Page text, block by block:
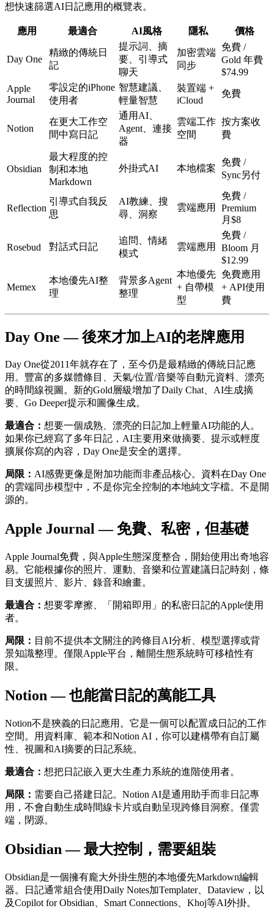
想快速篩選AI日記應用的概覽表。
應用 最適合 AI風格 隱私 價格
Day One
精緻的傳統日
記
提示詞、摘
要、引導式
聊天
加密雲端
同步
免費 /
Gold 年費
$74.99
Apple
Journal
零設定的iPhone
使用者
智慧建議、
輕量智慧
裝置端 +
iCloud
免費
Notion
在更大工作空
間中寫日記
通用AI、
Agent、連接
器
雲端工作
空間
按方案收
費
Obsidian
最大程度的控
制和本地
Markdown
外掛式AI 本地檔案
免費 /
Sync另付
Reflection
引導式自我反
思
AI教練、搜
尋、洞察
雲端應用
免費 /
Premium
月$8
Rosebud 對話式日記
追問、情緒
模式
雲端應用
免費 /
Bloom 月
$12.99
Memex
本地優先AI整
理
背景多Agent
整理
本地優先
+ 自帶模
型
免費應用
+ API使用
費
Day One — 後來才加上AI的老牌應用
Day One從2011年就存在了，至今仍是最精緻的傳統日記應
用。豐富的多媒體條目、天氣/位置/音樂等自動元資料、漂亮
的時間線視圖。新的Gold層級增加了Daily Chat、AI生成摘
要、Go Deeper提示和圖像生成。
最適合： 想要一個成熟、漂亮的日記加上輕量AI功能的人。
如果你已經寫了多年日記，AI主要用來做摘要、提示或輕度
擴展你寫的內容，Day One是安全的選擇。
局限： AI感覺更像是附加功能而非產品核心。資料在Day One
的雲端同步模型中，不是你完全控制的本地純文字檔。不是開
源的。
Apple Journal — 免費、私密，但基礎
Apple Journal免費，與Apple生態深度整合，開始使用出奇地容
易。它能根據你的照片、運動、音樂和位置建議日記時刻，條
目支援照片、影片、錄音和繪畫。
最適合： 想要零摩擦、「開箱即用」的私密日記的Apple使用
者。
局限： 目前不提供本文關注的跨條目AI分析、模型選擇或背
景知識整理。僅限Apple平台，離開生態系統時可移植性有
限。
Notion — 也能當日記的萬能工具
Notion不是狹義的日記應用。它是一個可以配置成日記的工作
空間。用資料庫、範本和Notion AI，你可以建構帶有自訂屬
性、視圖和AI摘要的日記系統。
最適合： 想把日記嵌入更大生產力系統的進階使用者。
局限： 需要自己搭建日記。Notion AI是通用助手而非日記專
用，不會自動生成時間線卡片或自動呈現跨條目洞察。僅雲
端，閉源。
Obsidian — 最大控制，需要組裝
Obsidian是一個擁有龐大外掛生態的本地優先Markdown編輯
器。日記通常組合使用Daily Notes加Templater、Dataview，以
及Copilot for Obsidian、Smart Connections、Khoj等AI外掛。